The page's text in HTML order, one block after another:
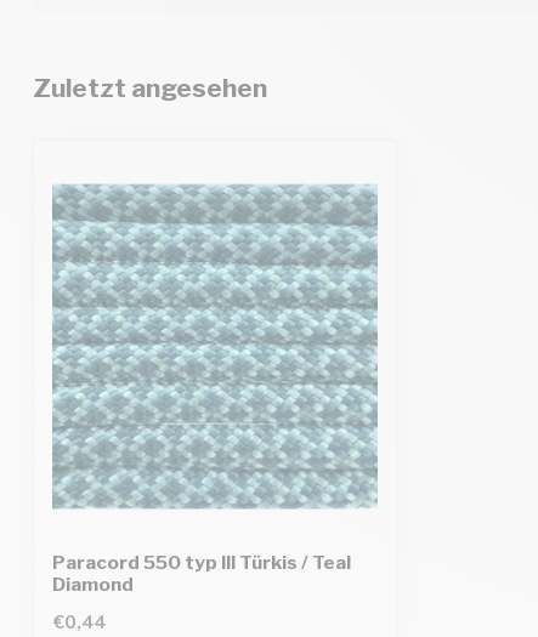
Zuletzt angesehen
Paracord 550 typ III Türkis / Teal
Diamond
€0,44